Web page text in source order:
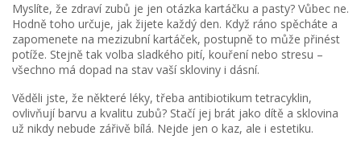
Myslíte, že zdraví zubů je jen otázka kartáčku a pasty? Vůbec ne.
Hodně toho určuje, jak žijete každý den. Když ráno spěcháte a
zapomenete na mezizubní kartáček, postupně to může přinést
potíže. Stejně tak volba sladkého pití, kouření nebo stresu –
všechno má dopad na stav vaší skloviny i dásní.
Věděli jste, že některé léky, třeba antibiotikum tetracyklin,
ovlivňují barvu a kvalitu zubů? Stačí jej brát jako dítě a sklovina
už nikdy nebude zářivě bílá. Nejde jen o kaz, ale i estetiku.